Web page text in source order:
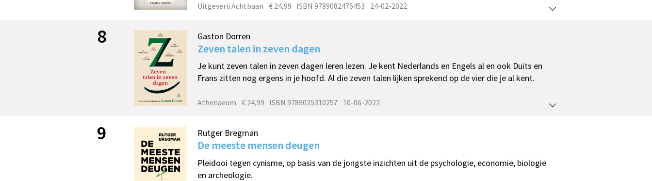
Uitgeverij Achtbaan € 24,99 ISBN 9789082476453 24-02-2022
8 Gaston Dorren
Zeven talen in zeven dagen
Je kunt zeven talen in zeven dagen leren lezen. Je kent Nederlands en Engels al en ook Duits en
Frans zitten nog ergens in je hoofd. Al die zeven talen lijken sprekend op de vier die je al kent.
Athenaeum € 24,99 ISBN 9789025310257 10-06-2022
9 Rutger Bregman
De meeste mensen deugen
Pleidooi tegen cynisme, op basis van de jongste inzichten uit de psychologie, economie, biologie
en archeologie.